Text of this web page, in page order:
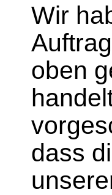
Wir
oben
dass